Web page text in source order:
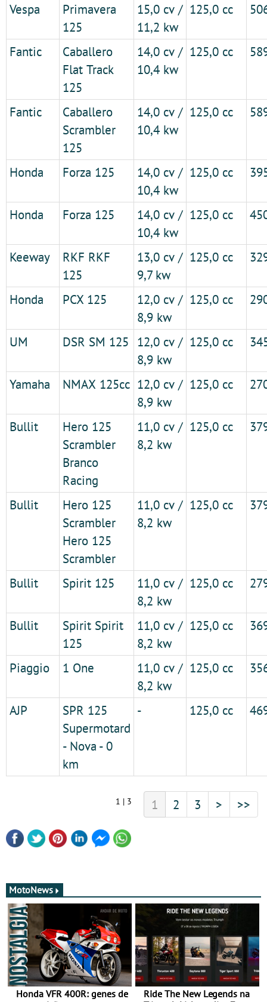
Vespa
Primavera
125
15,0 cv /
11,2 kw
125,0 cc
Fantic
Caballero
Flat Track
125
14,0 cv /
10,4 kw
125,0 cc
Fantic
Caballero
Scrambler
125
14,0 cv /
10,4 kw
125,0 cc
Honda Forza 125
14,0 cv /
10,4 kw
125,0 cc
Honda Forza 125
14,0 cv /
10,4 kw
125,0 cc
Keeway
RKF RKF
125
13,0 cv /
9,7 kw
125,0 cc
Honda PCX 125
12,0 cv /
8,9 kw
125,0 cc
UM DSR SM 125 12,0 cv /
8,9 kw
125,0 cc
Yamaha NMAX 125cc 12,0 cv /
8,9 kw
125,0 cc
Bullit
Hero 125
Scrambler
Branco
Racing
11,0 cv /
8,2 kw
125,0 cc
Bullit
Hero 125
Scrambler
Hero 125
Scrambler
11,0 cv /
8,2 kw
125,0 cc
Bullit Spirit 125
11,0 cv /
8,2 kw
125,0 cc
Bullit
Spirit Spirit
125
11,0 cv /
8,2 kw
125,0 cc
Piaggio 1 One
11,0 cv /
8,2 kw
125,0 cc
AJP
SPR 125
Supermotard
- Nova - 0
km
- 125,0 cc
1 | 3 1 2 3 > >>
MotoNews
Honda VFR 400R: genes de
Ride The New Legends na